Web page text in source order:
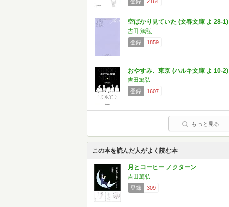
空ばかり見ていた (文春文庫 よ 28-1)
吉田 篤弘
登録
1859
おやすみ、東京 (ハルキ文庫 よ 10-2)
吉田篤弘
登録
1607
もっと見る
この本を読んだ人がよく読む本
月とコーヒー ノクターン
吉田篤弘
登録
309